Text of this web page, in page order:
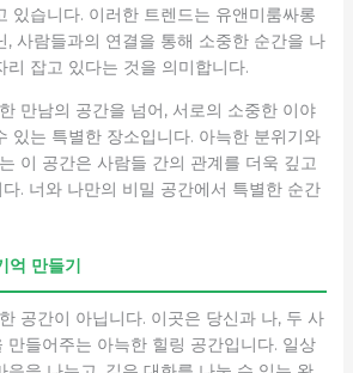
있습니다. 이러한 트렌드는 유앤미룸싸롱
, 사람들과의 연결을 통해 소중한 순간을 나
리 잡고 있다는 것을 의미합니다.
만남의 공간을 넘어, 서로의 소중한 이야
있는 특별한 장소입니다. 아늑한 분위기와
이 공간은 사람들 간의 관계를 더욱 깊고
. 너와 나만의 비밀 공간에서 특별한 순간
억 만들기
공간이 아닙니다. 이곳은 당신과 나, 두 사
만들어주는 아늑한 힐링 공간입니다. 일상